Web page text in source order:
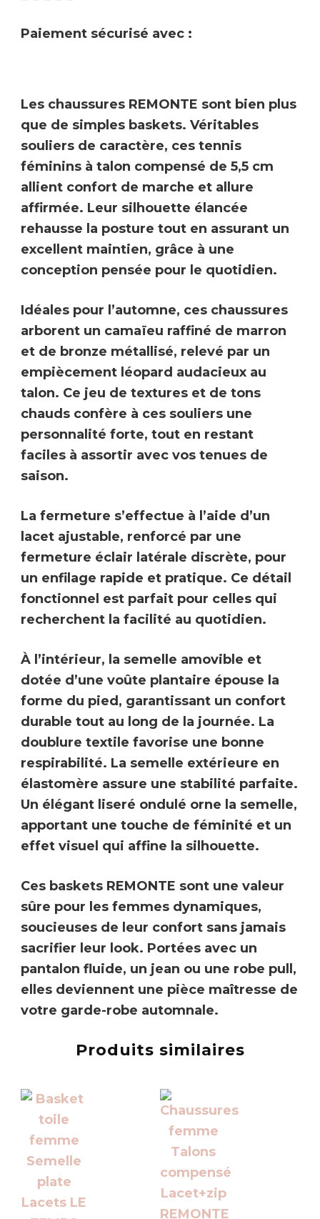
Paiement sécurisé avec :
Les chaussures REMONTE sont bien plus
que de simples baskets. Véritables
souliers de caractère, ces tennis
féminins à talon compensé de 5,5 cm
allient confort de marche et allure
affirmée. Leur silhouette élancée
rehausse la posture tout en assurant un
excellent maintien, grâce à une
conception pensée pour le quotidien.
Idéales pour l’automne, ces chaussures
arborent un camaïeu raffiné de marron
et de bronze métallisé, relevé par un
empiècement léopard audacieux au
talon. Ce jeu de textures et de tons
chauds confère à ces souliers une
personnalité forte, tout en restant
faciles à assortir avec vos tenues de
saison.
La fermeture s’effectue à l’aide d’un
lacet ajustable, renforcé par une
fermeture éclair latérale discrète, pour
un enfilage rapide et pratique. Ce détail
fonctionnel est parfait pour celles qui
recherchent la facilité au quotidien.
À l’intérieur, la semelle amovible et
dotée d’une voûte plantaire épouse la
forme du pied, garantissant un confort
durable tout au long de la journée. La
doublure textile favorise une bonne
respirabilité. La semelle extérieure en
élastomère assure une stabilité parfaite.
Un élégant liseré ondulé orne la semelle,
apportant une touche de féminité et un
effet visuel qui affine la silhouette.
Ces baskets REMONTE sont une valeur
sûre pour les femmes dynamiques,
soucieuses de leur confort sans jamais
sacrifier leur look. Portées avec un
pantalon fluide, un jean ou une robe pull,
elles deviennent une pièce maîtresse de
votre garde-robe automnale.
Produits similaires